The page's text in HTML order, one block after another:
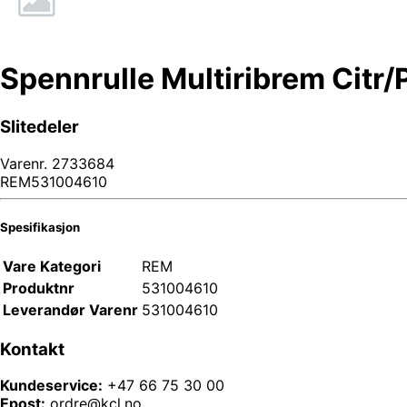
Spennrulle Multiribrem Citr/
Slitedeler
Varenr. 2733684
REM531004610
Spesifikasjon
Vare Kategori
REM
Produktnr
531004610
Leverandør Varenr 531004610
Kontakt
Kundeservice: +47 66 75 30 00